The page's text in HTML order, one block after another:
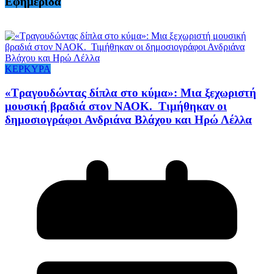
ΚΕΡΚΥΡΑ
«Τραγουδώντας δίπλα στο κύμα»: Μια ξεχωριστή
μουσική βραδιά στον ΝΑΟΚ. Τιμήθηκαν οι
δημοσιογράφοι Ανδριάνα Βλάχου και Ηρώ Λέλλα